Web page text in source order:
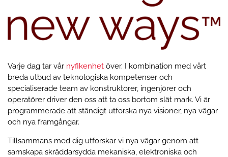
Varje dag tar vår nyfikenhet över. I kombination med vårt
breda utbud av teknologiska kompetenser och
specialiserade team av konstruktörer, ingenjörer och
operatörer driver den oss att ta oss bortom slät mark. Vi är
programmerade att ständigt utforska nya visioner, nya vägar
och nya framgångar.
Tillsammans med dig utforskar vi nya vägar genom att
samskapa skräddarsydda mekaniska, elektroniska och